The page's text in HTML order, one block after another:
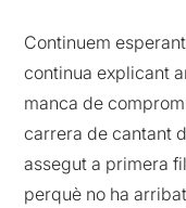
Continuem
continua explicant
manca de
carrera de cantant
assegut a primera
perquè no ha